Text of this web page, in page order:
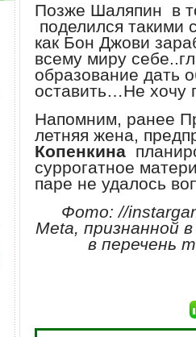
Позже Шаляпин в
поделился такими
как Бон Джови
всему миру
образование дать
оставить…Не хочу
Напомним, ранее
летняя жена,
Копенкина
суррогатное
паре не удалось
Фото: //
Meta, признанной
в перечень